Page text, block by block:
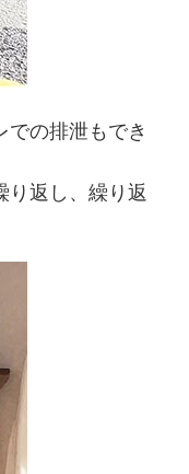
での排泄もでき
り返し、繰り返